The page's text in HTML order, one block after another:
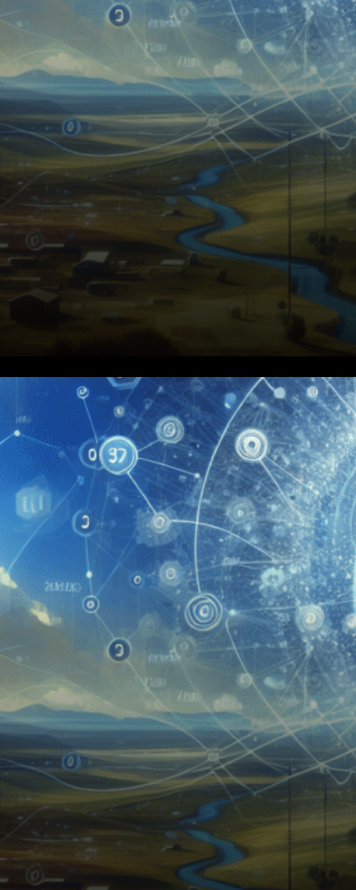
[VILNIUS, Lituanie, 2 janvier
2026] BTCC, la plus ancienne
plateforme d’échange de
cryptomonnaies au monde, a
annoncé ses résultats pour…